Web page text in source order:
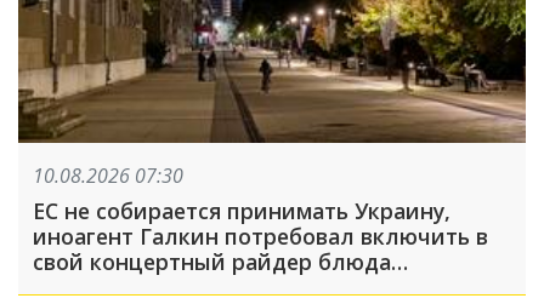
10.08.2026 07:30
ЕС не собирается принимать Украину,
иноагент Галкин потребовал включить в
свой концертный райдер блюда
национальной русской кухни: что